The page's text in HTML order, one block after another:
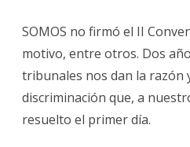
SOMOS no firmó el II
motivo, entre otros. Dos
tribunales nos dan la razón
discriminación que, a
resuelto el primer día.